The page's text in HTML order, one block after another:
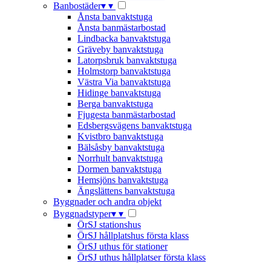
Banbostäder▾ ▾
Ånsta banvaktstuga
Ånsta banmästarbostad
Lindbacka banvaktstuga
Gräveby banvaktstuga
Latorpsbruk banvaktstuga
Holmstorp banvaktstuga
Västra Via banvaktstuga
Hidinge banvaktstuga
Berga banvaktstuga
Fjugesta banmästarbostad
Edsbergsvägens banvaktstuga
Kvistbro banvaktstuga
Bälsåsby banvaktstuga
Norrhult banvaktstuga
Dormen banvaktstuga
Hemsjöns banvaktstuga
Ängslättens banvaktstuga
Byggnader och andra objekt
Byggnadstyper▾ ▾
ÖrSJ stationshus
ÖrSJ hållplatshus första klass
ÖrSJ uthus för stationer
ÖrSJ uthus hållplatser första klass